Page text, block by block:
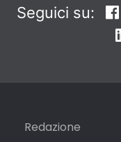
Seguici su:
Redazione